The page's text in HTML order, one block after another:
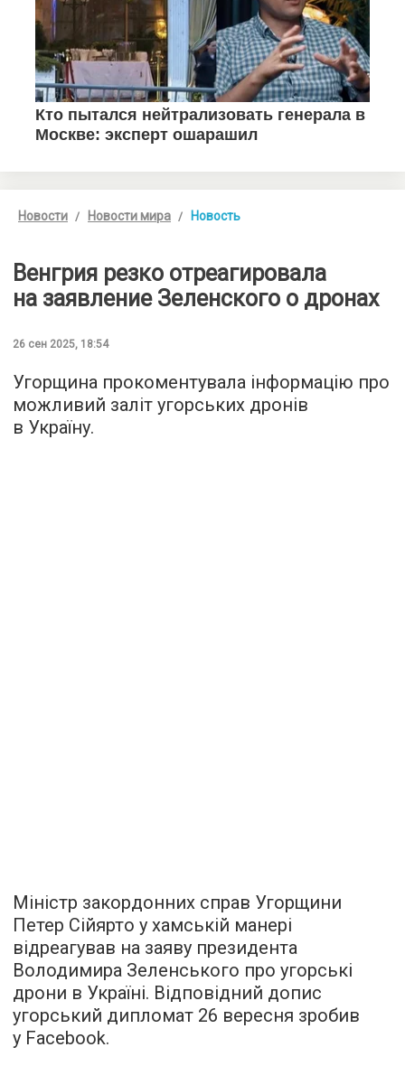
Новости Новости мира Новость
Венгрия резко отреагировала
на заявление Зеленского о дронах
26 сен 2025, 18:54
Угорщина прокоментувала інформацію про
можливий заліт угорських дронів
в Україну.
Міністр закордонних справ Угорщини
Петер Сійярто у хамській манері
відреагував на заяву президента
Володимира Зеленського про угорські
дрони в Україні. Відповідний допис
угорський дипломат 26 вересня зробив
у Facebook.